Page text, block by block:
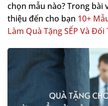
chọn mẫu nào? Trong bài
thiệu đến cho bạn 10+
Làm Quà Tặng SẾP Và Đối